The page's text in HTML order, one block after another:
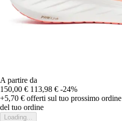
A partire da
150,00 € 113,98 € -24%
+5,70 € offerti sul tuo prossimo ordine
del tuo ordine
Loading...